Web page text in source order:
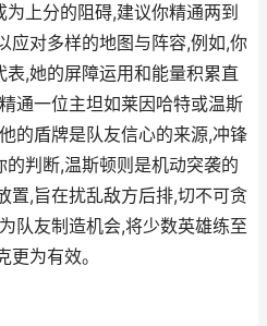
上分的阻碍,建议你精通两到
应对多样的地图与阵容,例如,你
,她的屏障运用和能量积累直
通一位主坦如莱因哈特或温斯
的盾牌是队友信心的来源,冲锋
判断,温斯顿则是机动突袭的
置,旨在扰乱敌方后排,切不可贪
队友制造机会,将少数英雄练至
为有效。